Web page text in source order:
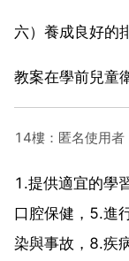
六）養成良好的
教案在學前兒童
14樓：匿名使用者
1.提供適宜的學
口腔保健，5.進
染與事故，8.疾